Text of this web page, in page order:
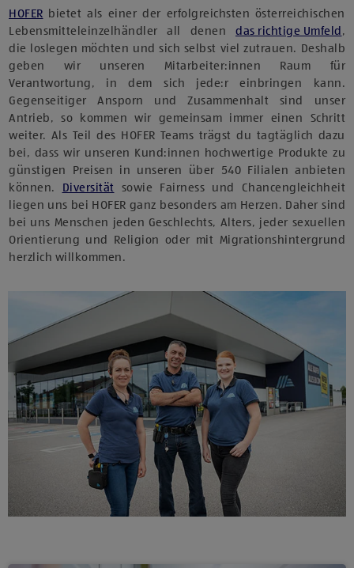
HOFER bietet als einer der erfolgreichsten österreichischen
Lebensmitteleinzelhändler all denen das richtige Umfeld ,
die loslegen möchten und sich selbst viel zutrauen. Deshalb
geben wir unseren Mitarbeiter:innen Raum für
Verantwortung, in dem sich jede:r einbringen kann.
Gegenseitiger Ansporn und Zusammenhalt sind unser
Antrieb, so kommen wir gemeinsam immer einen Schritt
weiter. Als Teil des HOFER Teams trägst du tagtäglich dazu
bei, dass wir unseren Kund:innen hochwertige Produkte zu
günstigen Preisen in unseren über 540 Filialen anbieten
können. Diversität sowie Fairness und Chancengleichheit
liegen uns bei HOFER ganz besonders am Herzen. Daher sind
bei uns Menschen jeden Geschlechts, Alters, jeder sexuellen
Orientierung und Religion oder mit Migrationshintergrund
herzlich willkommen.